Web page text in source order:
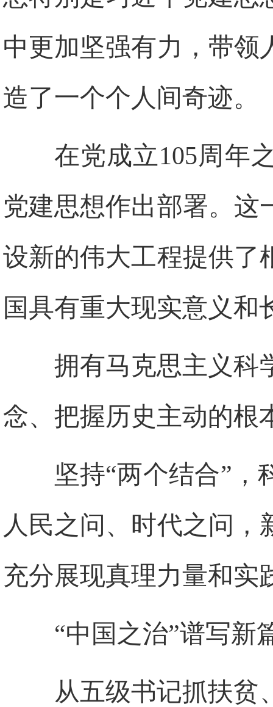
中更加坚强有力，带领
造了一个个人间奇迹。
在党成立105周年
党建思想作出部署。这
设新的伟大工程提供了
国具有重大现实意义和
拥有马克思主义科
念、把握历史主动的根
坚持“两个结合”，
人民之问、时代之问，
充分展现真理力量和实
“中国之治”谱写新
从五级书记抓扶贫